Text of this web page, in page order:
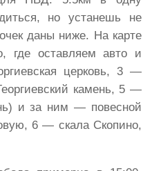
но устанешь не
даны ниже. На карте
где оставляем авто и
церковь, 3 —
камень, 5 —
и за ним — повесной
6 — скала Скопино,